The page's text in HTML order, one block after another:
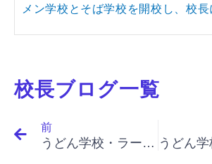
メン学校とそば学校を開校し、校長
校長ブログ一覧
前
うどん学校・ラーメン学校・そば学校・パスタ学校で開業&成果アップ｜「イノベーションと起業家精神（最終）」「認識ギャップ、コンテナー船の例、小さなイノベーション」